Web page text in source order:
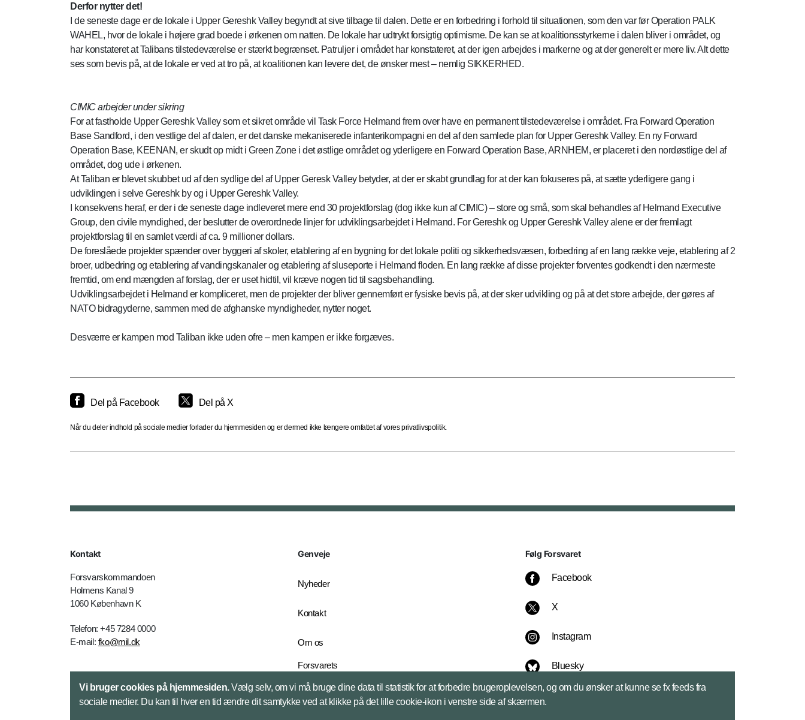
Derfor nytter det!
I de seneste dage er de lokale i Upper Gereshk Valley begyndt at sive tilbage til dalen. Dette er en forbedring i forhold til situationen, som den var før Operation PALK
WAHEL, hvor de lokale i højere grad boede i ørkenen om natten. De lokale har udtrykt forsigtig optimisme. De kan se at koalitionsstyrkerne i dalen bliver i området, og
har konstateret at Talibans tilstedeværelse er stærkt begrænset. Patruljer i området har konstateret, at der igen arbejdes i markerne og at der generelt er mere liv. Alt dette
ses som bevis på, at de lokale er ved at tro på, at koalitionen kan levere det, de ønsker mest – nemlig SIKKERHED.
CIMIC arbejder under sikring
For at fastholde Upper Gereshk Valley som et sikret område vil Task Force Helmand frem over have en permanent tilstedeværelse i området. Fra Forward Operation
Base Sandford, i den vestlige del af dalen, er det danske mekaniserede infanterikompagni en del af den samlede plan for Upper Gereshk Valley. En ny Forward
Operation Base, KEENAN, er skudt op midt i Green Zone i det østlige området og yderligere en Forward Operation Base, ARNHEM, er placeret i den nordøstlige del af
området, dog ude i ørkenen.
At Taliban er blevet skubbet ud af den sydlige del af Upper Geresk Valley betyder, at der er skabt grundlag for at der kan fokuseres på, at sætte yderligere gang i
udviklingen i selve Gereshk by og i Upper Gereshk Valley.
I konsekvens heraf, er der i de seneste dage indleveret mere end 30 projektforslag (dog ikke kun af CIMIC) – store og små, som skal behandles af Helmand Executive
Group, den civile myndighed, der beslutter de overordnede linjer for udviklingsarbejdet i Helmand. For Gereshk og Upper Gereshk Valley alene er der fremlagt
projektforslag til en samlet værdi af ca. 9 millioner dollars.
De foreslåede projekter spænder over byggeri af skoler, etablering af en bygning for det lokale politi og sikkerhedsvæsen, forbedring af en lang række veje, etablering af 2
broer, udbedring og etablering af vandingskanaler og etablering af sluseporte i Helmand floden. En lang række af disse projekter forventes godkendt i den nærmeste
fremtid, om end mængden af forslag, der er uset hidtil, vil kræve nogen tid til sagsbehandling.
Udviklingsarbejdet i Helmand er kompliceret, men de projekter der bliver gennemført er fysiske bevis på, at der sker udvikling og på at det store arbejde, der gøres af
NATO bidragyderne, sammen med de afghanske myndigheder, nytter noget.
Desværre er kampen mod Taliban ikke uden ofre – men kampen er ikke forgæves.
Del på Facebook Del på X
Når du deler indhold på sociale medier forlader du hjemmesiden og er dermed ikke længere omfattet af vores privatlivspolitik.
Kontakt
Forsvarskommandoen
Holmens Kanal 9
1060 København K
Telefon: +45 7284 0000
E-mail: fko@mil.dk
Kontakt
Genveje
Nyheder
Kontakt
Om os
Forsvarets
English Edition
Følg Forsvaret
Facebook
X
Instagram
Bluesky
LinkedIn
Vi bruger cookies på hjemmesiden.Vælg selv, om vi må bruge dine data til statistik for at forbedre brugeroplevelsen, og om du ønsker at kunne se fx feeds fra
sociale medier. Du kan til hver en tid ændre dit samtykke ved at klikke på det lille cookie-ikon i venstre side af skærmen.